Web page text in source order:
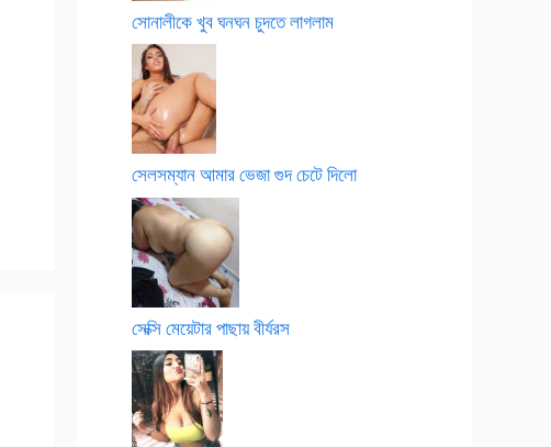
সোনালীকে খুব ঘনঘন চুদতে লাগলাম
সেলসম্যান আমার ভেজা গুদ চেটে দিলো
সেক্সি মেয়েটার পাছায় বীর্যরস